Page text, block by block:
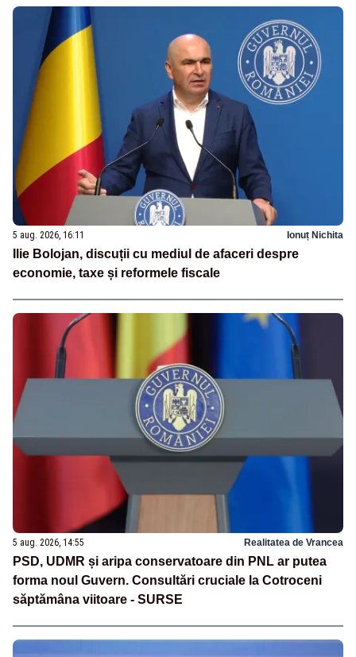
5 aug. 2026, 16:11 Ionuț Nichita
Ilie Bolojan, discuții cu mediul de afaceri despre
economie, taxe și reformele fiscale
5 aug. 2026, 14:55 Realitatea de Vrancea
PSD, UDMR și aripa conservatoare din PNL ar putea
forma noul Guvern. Consultări cruciale la Cotroceni
săptămâna viitoare - SURSE